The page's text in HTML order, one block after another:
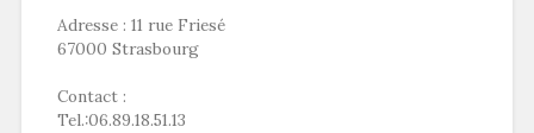
Adresse : 11 rue Friesé
67000 Strasbourg
Contact :
Tel.:06.89.18.51.13